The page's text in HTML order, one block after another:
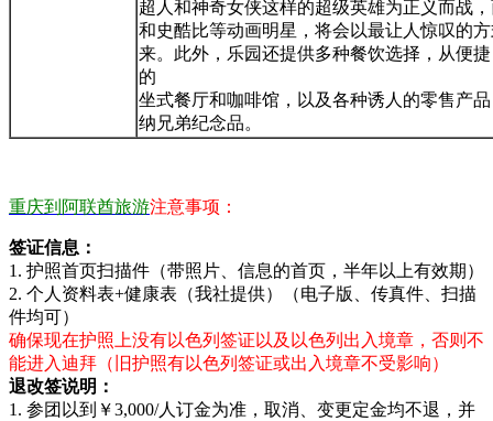
超人和神奇女侠这样的超级英雄为正义而战
和史酷比等动画明星，将会以最让人惊叹的
来。此外，乐园还提供多种餐饮选择，从便
的
坐式餐厅和咖啡馆，以及各种诱人的零售产
纳兄弟纪念品。
重庆到阿联酋旅游注意事项：
签证信息：
1. 护照首页扫描件（带照片、信息的首页，半年以上有效期）
2. 个人资料表+健康表（我社提供）（电子版、传真件、扫描
件均可）
确保现在护照上没有以色列签证以及以色列出入境章，否则不
能进入迪拜（旧护照有以色列签证或出入境章不受影响）
退改签说明：
1. 参团以到￥3,000/人订金为准，取消、变更定金均不退，并